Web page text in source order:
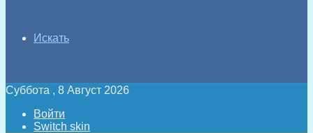
Искать
Суббота , 8 Август 2026
Войти
Switch skin